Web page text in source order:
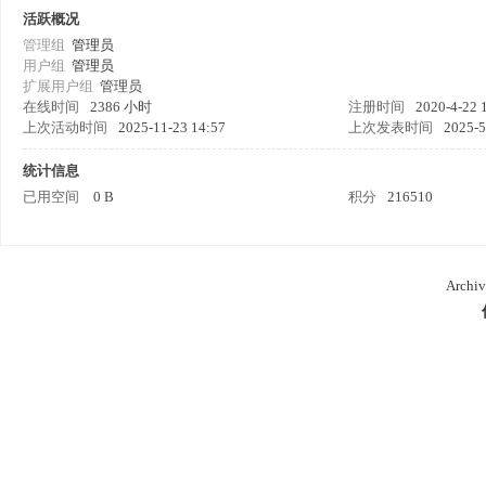
版
活跃概况
管理组 管理员
用户组 管理员
扩展用户组 管理员
在线时间
2386 小时 注册时间
2020-4-22
上次活动时间
2025-11-23 14:57 上次发表时间 2025-
统计信息
已用空间
0 B 积分 216510